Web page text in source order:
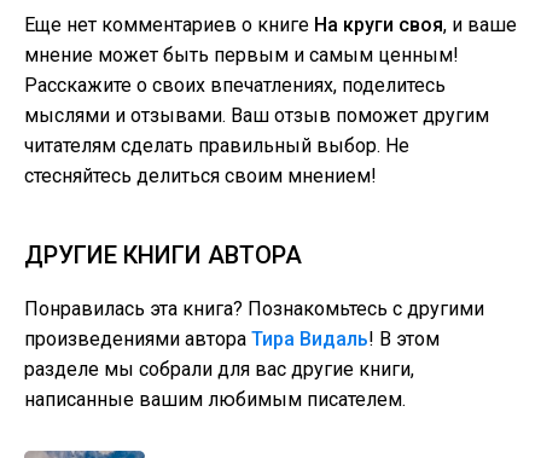
Еще нет комментариев о книге На круги своя, и ваше
мнение может быть первым и самым ценным!
Расскажите о своих впечатлениях, поделитесь
мыслями и отзывами. Ваш отзыв поможет другим
читателям сделать правильный выбор. Не
стесняйтесь делиться своим мнением!
ДРУГИЕ КНИГИ АВТОРА
Понравилась эта книга? Познакомьтесь с другими
произведениями автора Тира Видаль! В этом
разделе мы собрали для вас другие книги,
написанные вашим любимым писателем.